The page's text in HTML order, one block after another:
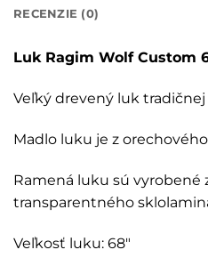
RECENZIE (0)
Luk Ragim Wolf Custom
Veľký drevený luk
Madlo luku je z
Ramená luku sú vyrobené
transparentného
Veľkosť luku: 68″